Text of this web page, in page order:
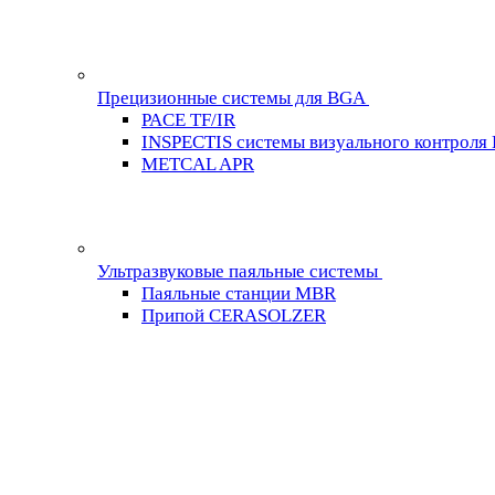
Прецизионные системы для BGA
PACE TF/IR
INSPECTIS системы визуального контроля
METCAL APR
Ультразвуковые паяльные системы
Паяльные станции MBR
Припой CERASOLZER